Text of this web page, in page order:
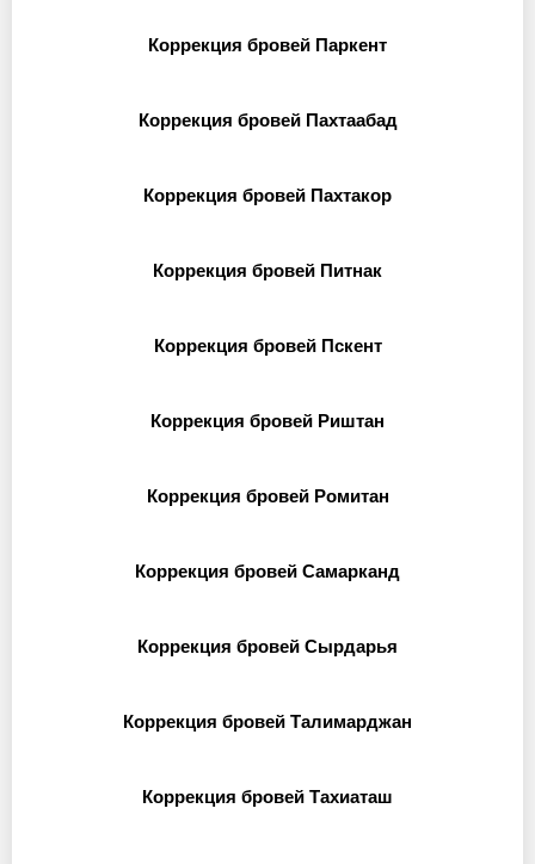
Коррекция бровей Паркент
Коррекция бровей Пахтаабад
Коррекция бровей Пахтакор
Коррекция бровей Питнак
Коррекция бровей Пскент
Коррекция бровей Риштан
Коррекция бровей Ромитан
Коррекция бровей Самарканд
Коррекция бровей Сырдарья
Коррекция бровей Талимарджан
Коррекция бровей Тахиаташ